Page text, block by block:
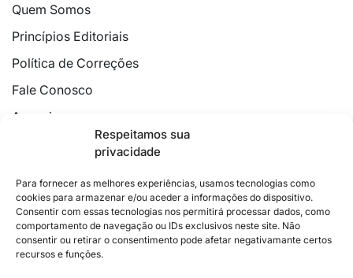
Respeitamos sua
privacidade
Para fornecer as melhores experiências, usamos tecnologias como
cookies para armazenar e/ou aceder a informações do dispositivo.
Consentir com essas tecnologias nos permitirá processar dados, como
comportamento de navegação ou IDs exclusivos neste site. Não
consentir ou retirar o consentimento pode afetar negativamante certos
recursos e funções.
Quem Somos
Princípios Editoriais
Política de Correções
Fale Conosco
Anuncie
Política de Cookies